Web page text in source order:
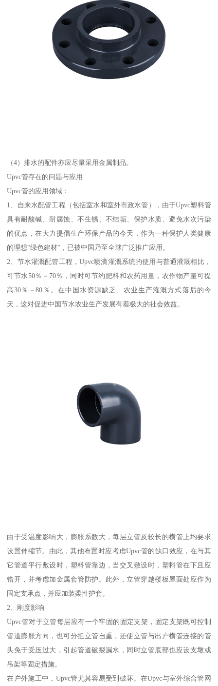
（4）排水的配件亦应尽量采用金属制品。
Upvc管存在的问题与应用
Upvc管的应用领域：
1、自来水配管工程（包括室水和室外市政水管），由于Upvc塑料管
具有耐酸碱、耐腐蚀、不生锈、不结垢、保护水质、避免水次污染
的优点，在大力提倡生产环保产品的今天，作为一种保护人类健康
的理想“绿色建材”，已被中国乃至全球广泛推广应用。
2、节水灌溉配管工程，Upvc喷滴灌溉系统的使用与普通灌溉相比，
可节水50％－70％，同时可节约肥料和农药用量，农作物产量可提
高30％－80％。在中国水资源缺乏、农业生产灌溉方式落后的今
天，这对促进中国节水农业生产发展有着极大的社会效益。
由于受温度影响大，膨胀系数大，每层立管及较长的横管上均要求
设置伸缩节。由此，其他布置时应考虑Upvc管的缺口效应，在与其
它管道平行敷设时，塑料管靠边，当交叉敷设时，塑料管在下且应
错开，并考虑加金属套管防护。此外，立管穿越楼板屋面处应作为
固定支承点，并应加装柔性护套。
2、刚度影响
Upvc管对于立管每层应有一个牢固的固定支架，固定支架既可控制
管道膨胀方向，也可分担立管自重，还使立管与出户横管连接的管
头免于受压过大，引起管道破裂漏水，同时立管底部也应设支墩或
吊架等固定措施。
在户外施工中，Upvc管尤其容易受到破坏。在Upvc与室外综合管网